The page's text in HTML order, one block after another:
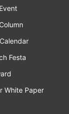
Festa
White Paper